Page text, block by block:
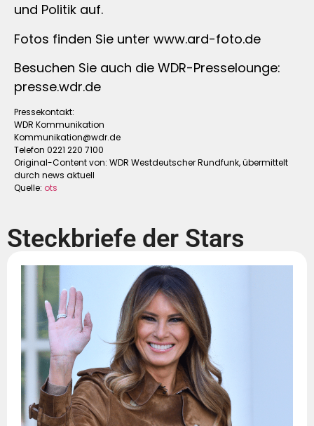
und Politik auf.
Fotos finden Sie unter www.ard-foto.de
Besuchen Sie auch die WDR-Presselounge:
presse.wdr.de
Pressekontakt:
WDR Kommunikation
Kommunikation@wdr.de
Telefon 0221 220 7100
Original-Content von: WDR Westdeutscher Rundfunk, übermittelt
durch news aktuell
Quelle: ots
Steckbriefe der Stars